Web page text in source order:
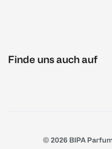
Finde uns auch auf
© 2026 BIPA